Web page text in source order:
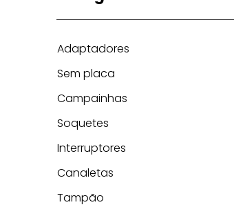
Adaptadores
Sem placa
Campainhas
Soquetes
Interruptores
Canaletas
Tampão